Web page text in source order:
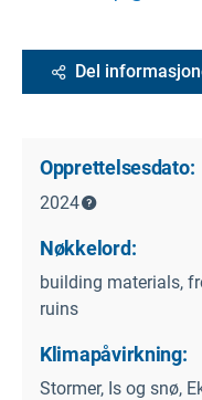
Del
Opprettelsesdato:
2024
Nøkkelord:
building materials,
ruins
Klimapåvirkning:
Stormer, Is og snø,